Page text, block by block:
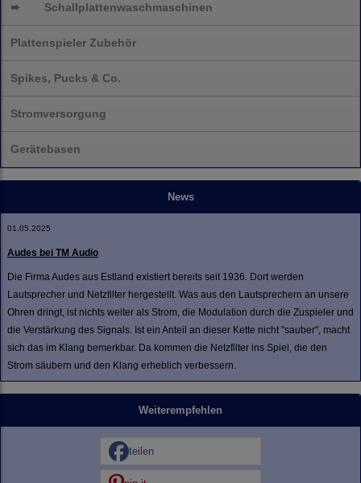
➨ Schallplattenwaschmaschinen
Plattenspieler Zubehör
Spikes, Pucks & Co.
Stromversorgung
Gerätebasen
News
01.05.2025
Audes bei TM Audio
Die Firma Audes aus Estland existiert bereits seit 1936. Dort werden
Lautsprecher und Netzfilter hergestellt. Was aus den Lautsprechern an unsere
Ohren dringt, ist nichts weiter als Strom, die Modulation durch die Zuspieler und
die Verstärkung des Signals. Ist ein Anteil an dieser Kette nicht "sauber", macht
sich das im Klang bemerkbar. Da kommen die Netzfilter ins Spiel, die den
Strom säubern und den Klang erheblich verbessern.
Weiterempfehlen
teilen